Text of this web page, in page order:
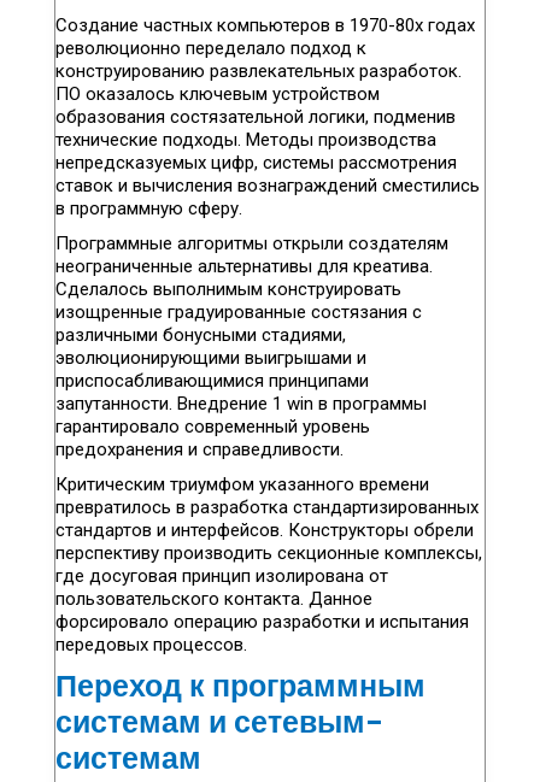
Создание частных компьютеров в 1970-80х годах
революционно переделало подход к
конструированию развлекательных разработок.
ПО оказалось ключевым устройством
образования состязательной логики, подменив
технические подходы. Методы производства
непредсказуемых цифр, системы рассмотрения
ставок и вычисления вознаграждений сместились
в программную сферу.
Программные алгоритмы открыли создателям
неограниченные альтернативы для креатива.
Сделалось выполнимым конструировать
изощренные градуированные состязания с
различными бонусными стадиями,
эволюционирующими выигрышами и
приспосабливающимися принципами
запутанности. Внедрение 1 win в программы
гарантировало современный уровень
предохранения и справедливости.
Критическим триумфом указанного времени
превратилось в разработка стандартизированных
стандартов и интерфейсов. Конструкторы обрели
перспективу производить секционные комплексы,
где досуговая принцип изолирована от
пользовательского контакта. Данное
форсировало операцию разработки и испытания
передовых процессов.
Переход к программным
системам и сетевым-
системам